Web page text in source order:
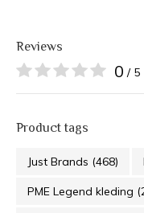
Reviews
0 / 5
Product tags
Just Brands (468)
PME Legend kleding